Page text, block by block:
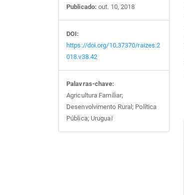
Publicado: out. 10, 2018
DOI:
https://doi.org/10.37370/raizes.2
018.v38.42
Palavras-chave:
Agricultura Familiar;
Desenvolvimento Rural; Política
Pública; Uruguai